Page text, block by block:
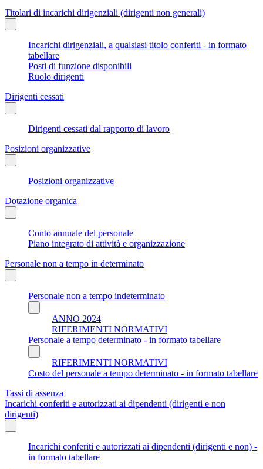
Titolari di incarichi dirigenziali (dirigenti non generali)
Incarichi dirigenziali, a qualsiasi titolo conferiti - in formato
tabellare
Posti di funzione disponibili
Ruolo dirigenti
Dirigenti cessati
Dirigenti cessati dal rapporto di lavoro
Posizioni organizzative
Posizioni organizzative
Dotazione organica
Conto annuale del personale
Piano integrato di attività e organizzazione
Personale non a tempo in determinato
Personale non a tempo indeterminato
ANNO 2024
RIFERIMENTI NORMATIVI
Personale a tempo determinato - in formato tabellare
RIFERIMENTI NORMATIVI
Costo del personale a tempo determinato - in formato tabellare
Tassi di assenza
Incarichi conferiti e autorizzati ai dipendenti (dirigenti e non
dirigenti)
Incarichi conferiti e autorizzati ai dipendenti (dirigenti e non) -
in formato tabellare